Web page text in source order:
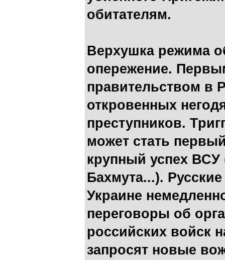
обитателям.
Верхушка режима
опережение.
правительством в
откровенных
преступников.
может стать
крупный успех ВСУ
Бахмута...).
Украине
переговоры об
российских войск
запросят новые